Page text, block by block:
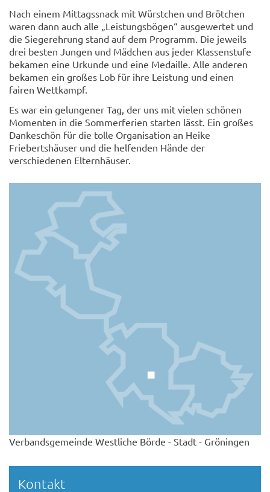
Nach einem Mittagssnack mit Würstchen und Brötchen
waren dann auch alle „Leistungsbögen“ ausgewertet und
die Siegerehrung stand auf dem Programm. Die jeweils
drei besten Jungen und Mädchen aus jeder Klassenstufe
bekamen eine Urkunde und eine Medaille. Alle anderen
bekamen ein großes Lob für ihre Leistung und einen
fairen Wettkampf.
Es war ein gelungener Tag, der uns mit vielen schönen
Momenten in die Sommerferien starten lässt. Ein großes
Dankeschön für die tolle Organisation an Heike
Friebertshäuser und die helfenden Hände der
verschiedenen Elternhäuser.
Verbandsgemeinde Westliche Börde - Stadt - Gröningen
Kontakt